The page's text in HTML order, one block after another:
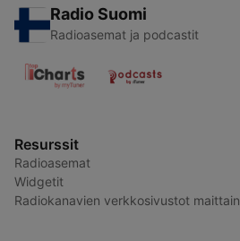
Radio Suomi
Radioasemat ja podcastit
Resurssit
Radioasemat
Widgetit
Radiokanavien verkkosivustot maittain